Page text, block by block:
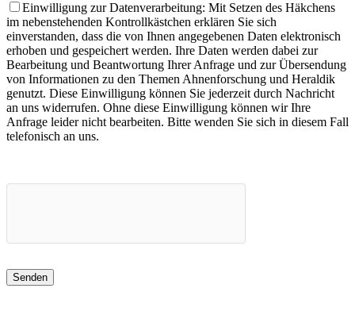
Einwilligung zur Datenverarbeitung: Mit Setzen des Häkchens
im nebenstehenden Kontrollkästchen erklären Sie sich
einverstanden, dass die von Ihnen angegebenen Daten elektronisch
erhoben und gespeichert werden. Ihre Daten werden dabei zur
Bearbeitung und Beantwortung Ihrer Anfrage und zur Übersendung
von Informationen zu den Themen Ahnenforschung und Heraldik
genutzt. Diese Einwilligung können Sie jederzeit durch Nachricht
an uns widerrufen. Ohne diese Einwilligung können wir Ihre
Anfrage leider nicht bearbeiten. Bitte wenden Sie sich in diesem Fall
telefonisch an uns.